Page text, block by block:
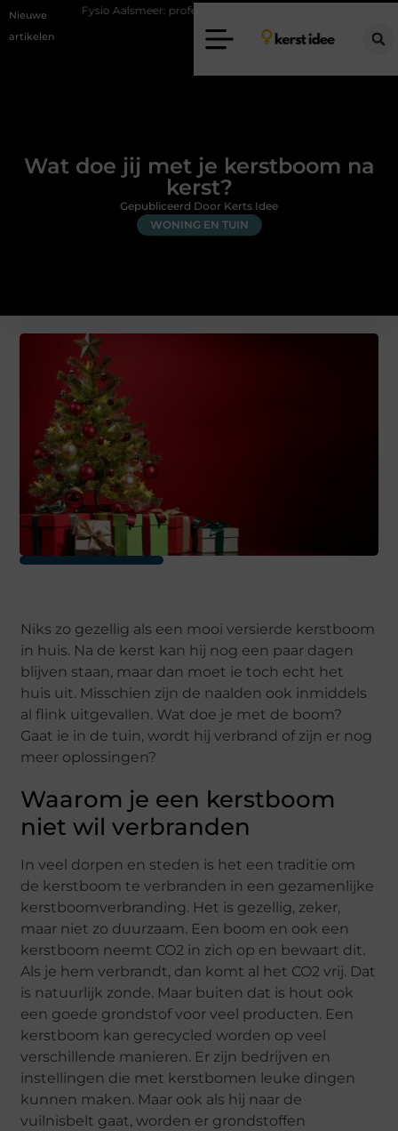
Nieuwe
artikelen
Aalsmeer: professionele hulp bij pijn en bewegingsklachten
Wat doe jij met je kerstboom na
kerst?
WONING EN TUIN
Gepubliceerd Door Kerts Idee
Niks zo gezellig als een mooi versierde kerstboom
in huis. Na de kerst kan hij nog een paar dagen
blijven staan, maar dan moet ie toch echt het
huis uit. Misschien zijn de naalden ook inmiddels
al flink uitgevallen. Wat doe je met de boom?
Gaat ie in de tuin, wordt hij verbrand of zijn er nog
meer oplossingen?
Waarom je een kerstboom
niet wil verbranden
In veel dorpen en steden is het een traditie om
de kerstboom te verbranden in een gezamenlijke
kerstboomverbranding. Het is gezellig, zeker,
maar niet zo duurzaam. Een boom en ook een
kerstboom neemt CO2 in zich op en bewaart dit.
Als je hem verbrandt, dan komt al het CO2 vrij. Dat
is natuurlijk zonde. Maar buiten dat is hout ook
een goede grondstof voor veel producten. Een
kerstboom kan gerecycled worden op veel
verschillende manieren. Er zijn bedrijven en
instellingen die met kerstbomen leuke dingen
kunnen maken. Maar ook als hij naar de
vuilnisbelt gaat, worden er grondstoffen